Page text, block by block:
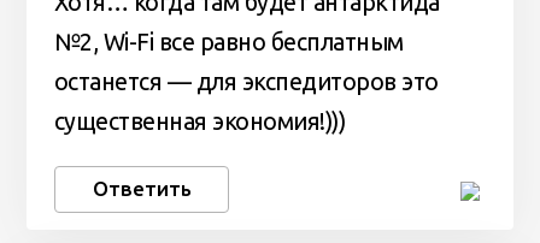
№2, Wi-Fi все равно бесплатным
останется — для экспедиторов это
существенная экономия!)))
Ответить